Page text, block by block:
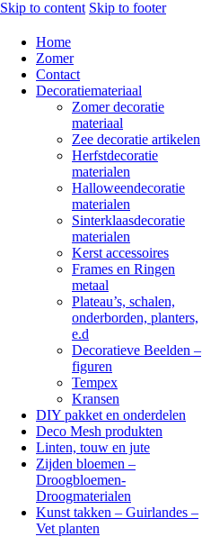
Skip to content Skip to footer
Home
Zomer
Contact
Decoratiemateriaal
Zomer decoratie
materiaal
Zee decoratie artikelen
Herfstdecoratie
materialen
Halloweendecoratie
materialen
Sinterklaasdecoratie
materialen
Kerst accessoires
Frames en Ringen
metaal
Plateau’s, schalen,
onderborden, planters,
e.d
Decoratieve Beelden –
figuren
Tempex
Kransen
DIY pakket en onderdelen
Deco Mesh produkten
Linten, touw en jute
Zijden bloemen –
Droogbloemen-
Droogmaterialen
Kunst takken – Guirlandes –
Vet planten